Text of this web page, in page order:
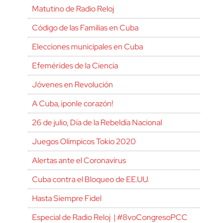
Matutino de Radio Reloj
Código de las Familias en Cuba
Elecciones municipales en Cuba
Efemérides de la Ciencia
Jóvenes en Revolución
A Cuba, ¡ponle corazón!
26 de julio, Día de la Rebeldía Nacional
Juegos Olímpicos Tokio 2020
Alertas ante el Coronavirus
Cuba contra el Bloqueo de EE.UU.
Hasta Siempre Fidel
Especial de Radio Reloj | #8voCongresoPCC